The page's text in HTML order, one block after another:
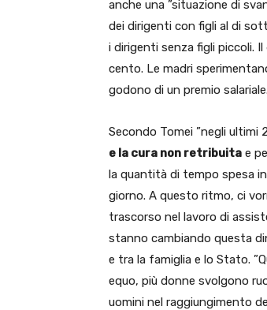
anche una ”situazione di
dei dirigenti con figli al di
i dirigenti senza figli piccoli. Il
cento. Le madri
godono di un premio
Secondo Tomei ”negli
e la cura non retribuita e
la quantità di tempo spesa
giorno. A questo ritmo, ci
trascorso nel lavoro di
stanno cambiando questa
e tra la famiglia e lo Stato.
equo, più donne svolgono
uomini nel raggiungimento